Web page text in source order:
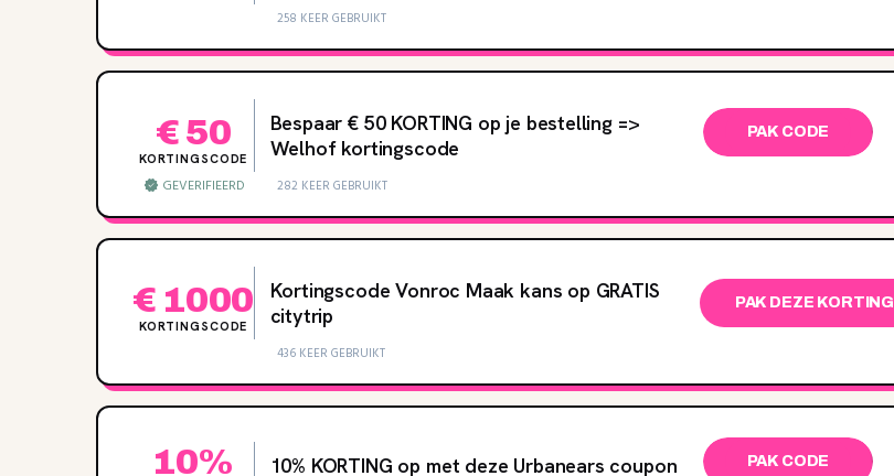
258 KEER GEBRUIKT
€ 50
KORTINGSCODE
Bespaar € 50 KORTING op je bestelling =>
Welhof kortingscode
PAK CODE
GEVERIFIEERD 282 KEER GEBRUIKT
€ 1000
KORTINGSCODE
Kortingscode Vonroc Maak kans op GRATIS
citytrip
PAK DEZE KORTING
436 KEER GEBRUIKT
10% 10‌% KORTING op met deze Urbanears coupon PAK CODE